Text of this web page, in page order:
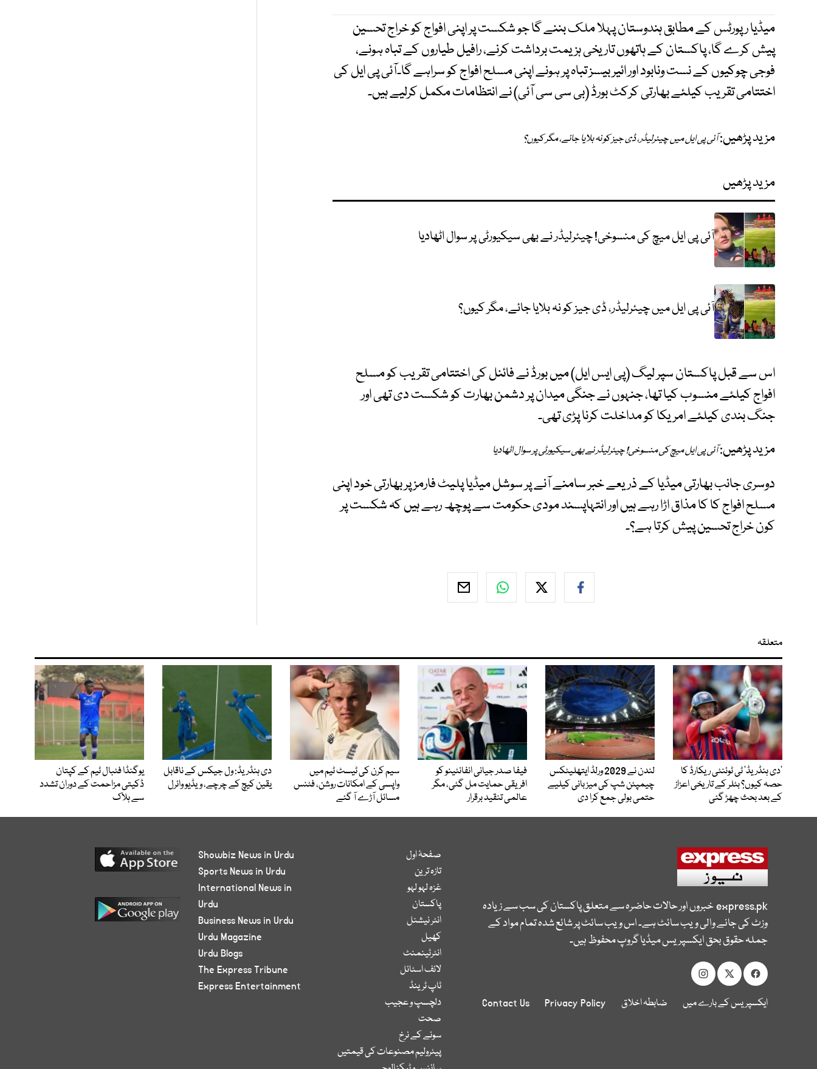
میڈیا رپورٹس کے مطابق ہندوستان پہلا ملک بننے گا جو شکست پر اپنی افواج کو خراج تحسین
پیش کرے گا، پاکستان کے ہاتھوں تاریخی ہزیمت برداشت کرنے، رافیل طیاروں کے تباہ ہونے،
فوجی چوکیوں کے نست ونابود اور ائیر بیسز تباہ پر ہونے اپنی مسلح افواج کو سراہے گا۔آئی پی ایل کی
اختتامی تقریب کیلئے بھارتی کرکٹ بورڈ (بی سی سی آئی) نے انتظامات مکمل کرلیے ہیں۔
مزید پڑھیں:آئی پی ایل میں چیئرلیڈر، ڈی جیز کو نہ بلایا جائے، مگر کیوں؟
مزید پڑھیں
آئی پی ایل میچ کی منسوخی! چیئرلیڈر نے بھی سیکیورٹی پر سوال اٹھادیا
آئی پی ایل میں چیئرلیڈر، ڈی جیز کو نہ بلایا جائے، مگر کیوں؟
اس سے قبل پاکستان سپر لیگ (پی ایس ایل) میں بورڈ نے فائنل کی اختتامی تقریب کو مسلح
افواج کیلئے منسوب کیا تھا، جنہوں نے جنگی میدان پر دشمن بھارت کو شکست دی تھی اور
جنگ بندی کیلئے امریکا کو مداخلت کرنا پڑی تھی۔
مزید پڑھیں:آئی پی ایل میچ کی منسوخی! چیئرلیڈر نے بھی سیکیورٹی پر سوال اٹھادیا
دوسری جانب بھارتی میڈیا کے ذریعے خبر سامنے آنے پر سوشل میڈیا پلیٹ فارمز پر بھارتی خود اپنی
مسلح افواج کا کا مذاق اڑا رہے ہیں اور انتہاپسند مودی حکومت سے پوچھ رہے ہیں کہ شکست پر
کون خراج تحسین پیش کرتا ہے؟۔
متعلقہ
’دی ہنڈریڈ‘ ٹی ٹوئنٹی ریکارڈ کا
حصہ کیوں؟ بٹلر کے تاریخی اعزاز
کے بعد بحث چھڑ گئی
لندن نے 2029 ورلڈ ایتھلیٹکس
چیمپئن شپ کی میزبانی کیلیے
حتمی بولی جمع کرا دی
فیفا صدر جیانی انفانٹینو کو
افریقی حمایت مل گئی، مگر
عالمی تنقید برقرار
سیم کرن کی ٹیسٹ ٹیم میں
واپسی کے امکانات روشن، فٹنس
مسائل آڑے آ گئے
دی ہنڈریڈ: ول جیکس کے ناقابل
یقین کیچ کے چرچے، ویڈیو وائرل
یوگنڈا فٹبال ٹیم کے کپتان
ڈکیتی مزاحمت کے دوران تشدد
سے ہلاک
express.pkخبروں اور حالات حاضرہ سے متعلق پاکستان کی سب سے زیادہ
وزٹ کی جانے والی ویب سائٹ ہے۔ اس ویب سائٹ پر شائع شدہ تمام مواد کے
جملہ حقوق بحق ایکسپریس میڈیا گروپ محفوظ ہیں۔
ایکسپریس کے بارے میں ضابطہ اخلاق Privacy Policy
Contact Us
صفحۂ اول
تازہ ترین
غزہ لہو لہو
پاکستان
انٹر نیشنل
کھیل
انٹرٹینمنٹ
لائف اسٹائل
ٹاپ ٹرینڈ
دلچسپ و عجیب
صحت
سونے کے نرخ
پیٹرولیم مصنوعات کی قیمتیں
Showbiz News in Urdu
Sports News in Urdu
International News in
Urdu
Business News in Urdu
Urdu Magazine
Urdu Blogs
The Express Tribune
Express Entertainment